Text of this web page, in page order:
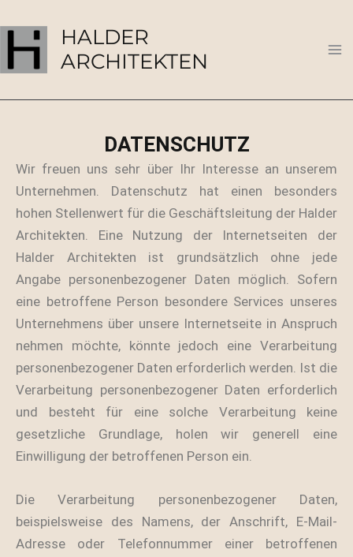
Inhalt
springen
HALDER
ARCHITEKTEN
DATENSCHUTZ
Wir freuen uns sehr über Ihr Interesse an unserem
Unternehmen. Datenschutz hat einen besonders
hohen Stellenwert für die Geschäftsleitung der Halder
Architekten. Eine Nutzung der Internetseiten der
Halder Architekten ist grundsätzlich ohne jede
Angabe personenbezogener Daten möglich. Sofern
eine betroffene Person besondere Services unseres
Unternehmens über unsere Internetseite in Anspruch
nehmen möchte, könnte jedoch eine Verarbeitung
personenbezogener Daten erforderlich werden. Ist die
Verarbeitung personenbezogener Daten erforderlich
und besteht für eine solche Verarbeitung keine
gesetzliche Grundlage, holen wir generell eine
Einwilligung der betroffenen Person ein.
Die Verarbeitung personenbezogener Daten,
beispielsweise des Namens, der Anschrift, E-Mail-
Adresse oder Telefonnummer einer betroffenen